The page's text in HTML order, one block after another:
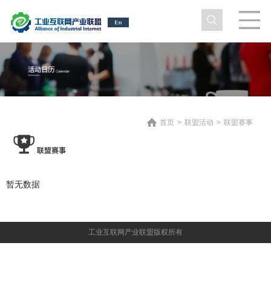
首页 > 联盟活动 > 联盟赛事
暂无数据
工业互联网产业联盟版权所有